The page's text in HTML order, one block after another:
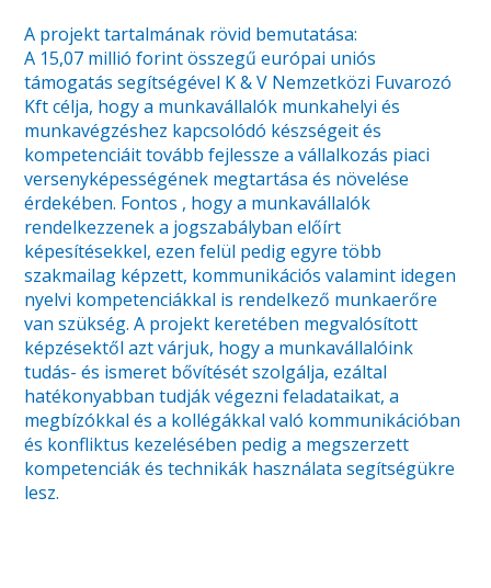
A projekt tartalmának rövid bemutatása:
A 15,07 millió forint összegű európai uniós
támogatás segítségével K & V Nemzetközi Fuvarozó
Kft célja, hogy a munkavállalók munkahelyi és
munkavégzéshez kapcsolódó készségeit és
kompetenciáit tovább fejlessze a vállalkozás piaci
versenyképességének megtartása és növelése
érdekében. Fontos , hogy a munkavállalók
rendelkezzenek a jogszabályban előírt
képesítésekkel, ezen felül pedig egyre több
szakmailag képzett, kommunikációs valamint idegen
nyelvi kompetenciákkal is rendelkező munkaerőre
van szükség. A projekt keretében megvalósított
képzésektől azt várjuk, hogy a munkavállalóink
tudás- és ismeret bővítését szolgálja, ezáltal
hatékonyabban tudják végezni feladataikat, a
megbízókkal és a kollégákkal való kommunikációban
és konfliktus kezelésében pedig a megszerzett
kompetenciák és technikák használata segítségükre
lesz.